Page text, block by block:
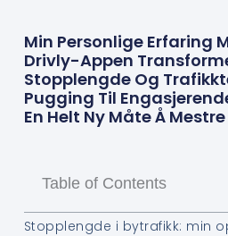
Min Personlige Erfaring
Drivly-Appen
Stopplengde Og
Pugging Til
En Helt Ny Måte Å
Table of Contents
Stopplengde i bytrafikk: min